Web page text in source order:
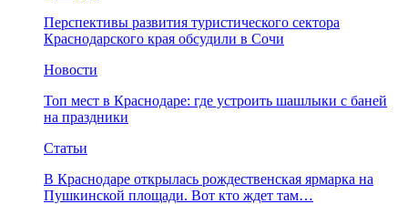
Перспективы развития туристического сектора
Краснодарского края обсудили в Сочи
Новости
Топ мест в Краснодаре: где устроить шашлыки с баней
на праздники
Статьи
В Краснодаре открылась рождественская ярмарка на
Пушкинской площади. Вот кто ждет там…